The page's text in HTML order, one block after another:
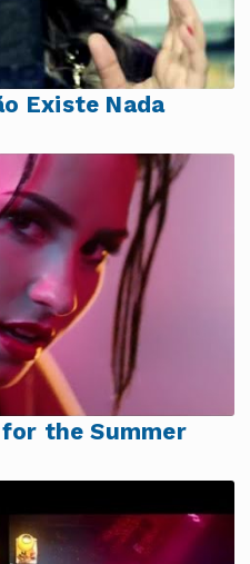
Existe Nada
the Summer